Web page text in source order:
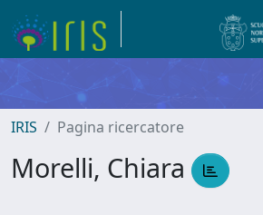
IRIS Pagina ricercatore
Morelli, Chiara